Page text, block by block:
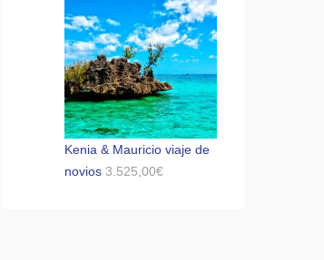
Kenia & Mauricio viaje de
novios 3.525,00€